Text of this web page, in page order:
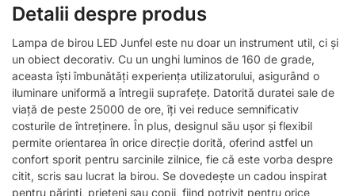
Detalii despre produs
Lampa de birou LED Junfel este nu doar un instrument util, ci și
un obiect decorativ. Cu un unghi luminos de 160 de grade,
aceasta îști îmbunătăți experiența utilizatorului, asigurând o
iluminare uniformă a întregii suprafețe. Datorită duratei sale de
viață de peste 25000 de ore, îți vei reduce semnificativ
costurile de întreținere. În plus, designul său ușor și flexibil
permite orientarea în orice direcție dorită, oferind astfel un
confort sporit pentru sarcinile zilnice, fie că este vorba despre
citit, scris sau lucrat la birou. Se dovedește un cadou inspirat
pentru părinți, prieteni sau copii, fiind potrivit pentru orice